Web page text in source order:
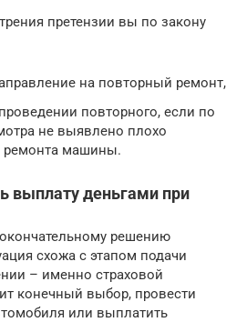
претензии вы по закону
на повторный ремонт,
повторного, если по
не выявлено плохо
ремонта машины.
выплату деньгами при
решению
схожа с этапом подачи
– именно страховой
конечный выбор, провести
или выплатить